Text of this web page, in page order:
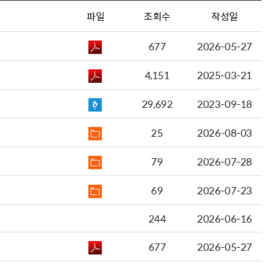
파일 조회수 작성일
677
2026-05-27
4,151
2025-03-21
29,692
2023-09-18
25
2026-08-03
79
2026-07-28
69
2026-07-23
244
2026-06-16
677
2026-05-27